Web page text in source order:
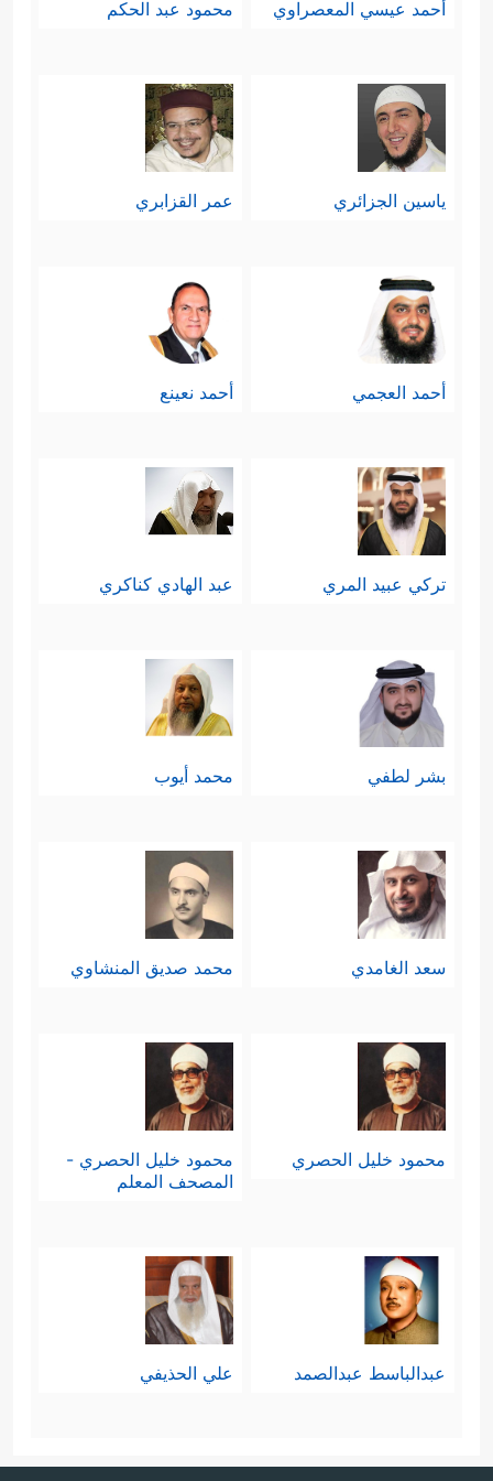
أحمد عيسي المعصراوي محمود عبد الحكم
ياسين الجزائري عمر القزابري
أحمد العجمي أحمد نعينع
تركي عبيد المري عبد الهادي كناكري
بشر لطفي محمد أيوب
سعد الغامدي محمد صديق المنشاوي
محمود خليل الحصري
محمود خليل الحصري -
المصحف المعلم
عبدالباسط عبدالصمد علي الحذيفي